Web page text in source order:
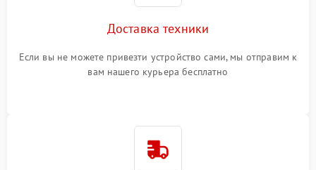
Доставка техники
Если вы не можете привезти устройство сами, мы отправим к
вам нашего курьера бесплатно